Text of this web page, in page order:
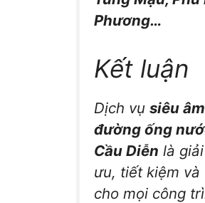
Phương…
Kết luận
Dịch vụ siêu
đường ống
Cầu Diễn là
ưu, tiết kiệm và
cho mọi công